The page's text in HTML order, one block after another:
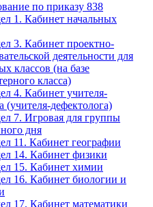
по приказу 838
1. Кабинет начальных
3. Кабинет проектно-
деятельности для
классов (на базе
класса)
4. Кабинет учителя-
(учителя-дефектолога)
7. Игровая для группы
дня
11. Кабинет географии
14. Кабинет физики
15. Кабинет химии
16. Кабинет биологии и
17. Кабинет математики